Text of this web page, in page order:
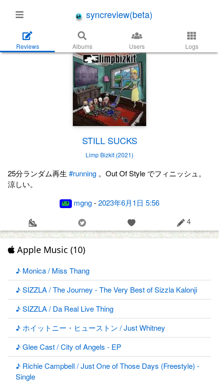
syncreview(beta)
Reviews Albums Users Logs
STILL SUCKS
Limp Bizkit (2021)
25分ランダム再生 #running 。Out Of Style でフィニッシュ。
涼しい。
mgng-2023年6月1日 5:56
4
Apple Music (10)
♪ Monica / Miss Thang
♪ SIZZLA / The Journey - The Very Best of Sizzla Kalonji
♪ SIZZLA / Da Real Live Thing
♪ ホイットニー・ヒューストン / Just Whitney
♪ Glee Cast / City of Angels - EP
♪ Richie Campbell / Just One of Those Days (Freestyle) -
Single